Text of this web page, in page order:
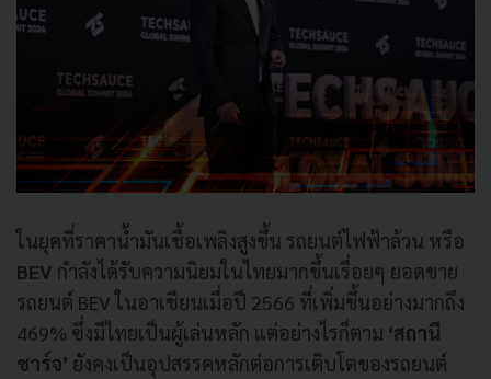
ในยุคที่ราคาน้ำมันเชื้อเพลิงสูงขึ้น รถยนต์ไฟฟ้าล้วน หรือ
BEV กำลังได้รับความนิยมในไทยมากขึ้นเรื่อยๆ ยอดขาย
รถยนต์ BEV ในอาเชียนเมื่อปี 2566 ที่เพิ่มขึ้นอย่างมากถึง
469% ซึ่งมีไทยเป็นผู้เล่นหลัก แต่อย่างไรก็ตาม ‘สถานี
ชาร์จ’ ยังคงเป็นอุปสรรคหลักต่อการเติบโตของรถยนต์